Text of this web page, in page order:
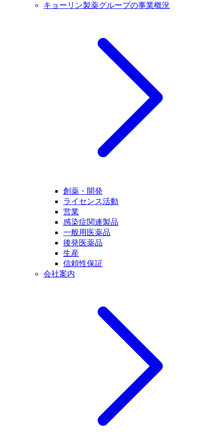
キョーリン製薬グループの事業概況
創薬・開発
ライセンス活動
営業
感染症関連製品
一般用医薬品
後発医薬品
生産
信頼性保証
会社案内